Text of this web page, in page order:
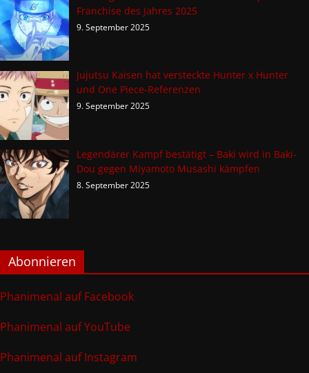
Franchise des Jahres 2025
9. September 2025
Jujutsu Kaisen hat versteckte Hunter x Hunter
und One Piece-Referenzen
9. September 2025
Legendärer Kampf bestätigt – Baki wird in Baki-
Dou gegen Miyamoto Musashi kämpfen
8. September 2025
Abonnieren
Phanimenal auf Facebook
Phanimenal auf YouTube
Phanimenal auf Instagram